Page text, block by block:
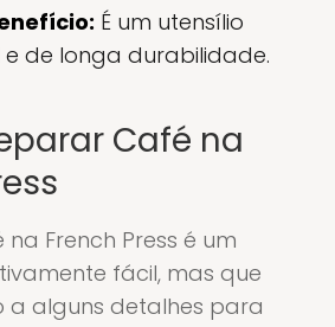
É um utensílio
e de longa durabilidade.
Café na
French Press é um
fácil, mas que
a alguns detalhes para